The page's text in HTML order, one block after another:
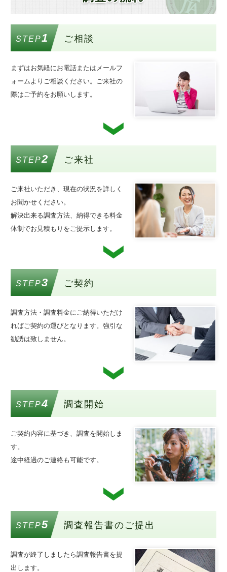
STEP1 ご相談
まずはお気軽にお電話またはメールフ
ォームよりご相談ください。ご来社の
際はご予約をお願いします。
STEP2 ご来社
ご来社いただき、現在の状況を詳しく
お聞かせください。
解決出来る調査方法、納得できる料金
体制でお見積もりをご提示します。
STEP3 ご契約
調査方法・調査料金にご納得いただけ
ればご契約の運びとなります。強引な
勧誘は致しません。
STEP4 調査開始
ご契約内容に基づき、調査を開始しま
す。
途中経過のご連絡も可能です。
STEP5 調査報告書のご提出
調査が終了しましたら調査報告書を提
出します。